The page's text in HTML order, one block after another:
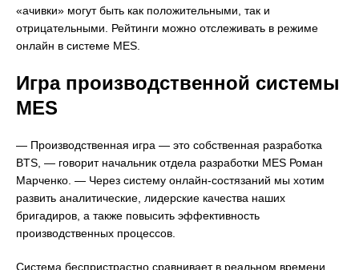
«ачивки» могут быть как положительными, так и
отрицательными. Рейтинги можно отслеживать в режиме
онлайн в системе MES.
Игра производственной системы
MES
— Производственная игра — это собственная разработка
BTS, — говорит начальник отдела разработки MES Роман
Марченко. — Через систему онлайн-состязаний мы хотим
развить аналитические, лидерские качества наших
бригадиров, а также повысить эффективность
производственных процессов.
Система беспристрастно сравнивает в реальном времени